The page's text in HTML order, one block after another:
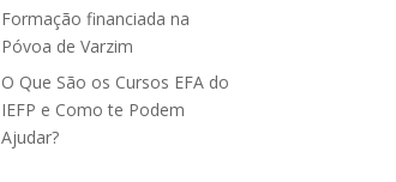
Formação financiada na
Póvoa de Varzim
O Que São os Cursos EFA do
IEFP e Como te Podem
Ajudar?